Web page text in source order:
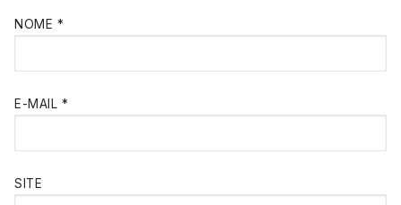
NOME *
E-MAIL *
SITE